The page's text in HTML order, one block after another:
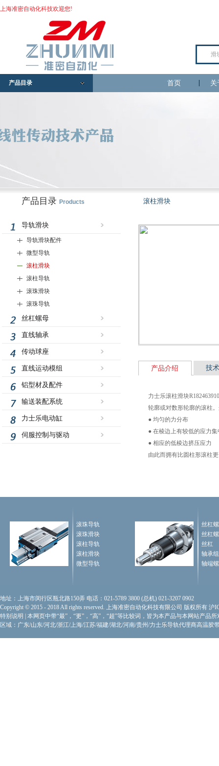
上海准密自动化科技欢迎您!
产品目录 首页 关
产品目录 Products
导轨滑块
导轨滑块配件
微型导轨
滚柱滑块
滚柱导轨
滚珠滑块
滚珠导轨
丝杠螺母
直线轴承
传动球座
直线运动模组
铝型材及配件
输送装配系统
力士乐电动缸
伺服控制与驱动
滚柱滑块
产品介绍 技
力士乐滚柱滑块
轮廓或对数形轮廓的滚柱
● 均匀的力分布
● 在棱边上有较低的应力集
● 相应的低棱边挤压应力
由此而拥有比圆柱形滚柱
滚珠导轨
滚珠滑块
滚柱导轨
滚柱滑块
微型导轨
丝杠
丝杠
丝杠
轴承
轴端
地址：上海市闵行区瓶北路150弄 电话：021-5789 3800 (总机) 021-3207 0902
Copyright © 2015 - 2018 All rights reserved. 上海准密自动化科技有限公司 版权所有 沪
特别说明
本网页中带“最”，“更”，“高”，“超”等比较词，皆为本产品与本网站产品所
区域：广东/山东/河北/浙江/上海/江苏/福建/湖北/河南/贵州/力士乐导轨代理商高温胶